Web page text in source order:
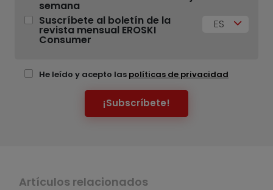
semana
Suscríbete al boletín de la
revista mensual EROSKI
Consumer
ES
He leído y acepto las políticas de privacidad
¡Subscríbete!
Artículos relacionados